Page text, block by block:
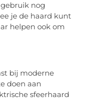
nog
je de haard kunt
helpen ook om
bij moderne
doen aan
sfeerhaard